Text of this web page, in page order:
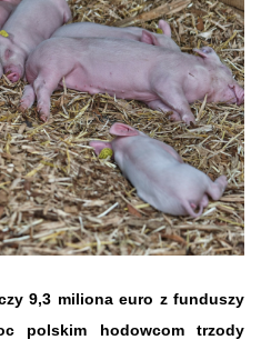
9,3 miliona euro z funduszy
polskim hodowcom trzody